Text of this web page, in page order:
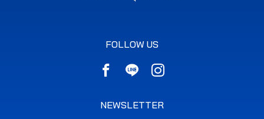
FOLLOW US
NEWSLETTER